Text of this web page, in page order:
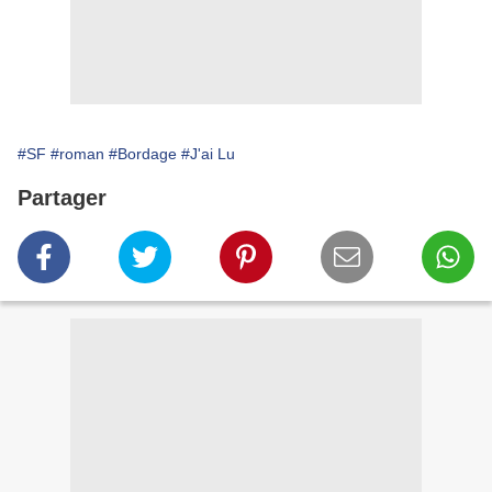
#SF #roman #Bordage #J'ai Lu
Partager